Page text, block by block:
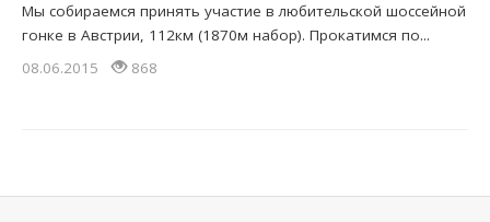
Мы собираемся принять участие в любительской шоссейной
гонке в Австрии, 112км (1870м набор). Прокатимся по...
08.06.2015
868